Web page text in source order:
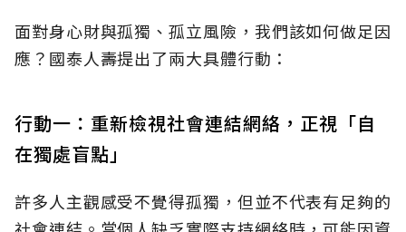
面對身心財與孤獨、孤立風險，我們該如何做足因
應？國泰人壽提出了兩大具體行動：
行動一：重新檢視社會連結網絡，正視「自
在獨處盲點」
許多人主觀感受不覺得孤獨，但並不代表有足夠的